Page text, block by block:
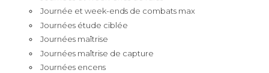
Journée et week-ends de combats max
Journées étude ciblée
Journées maîtrise
Journées maîtrise de capture
Journées encens